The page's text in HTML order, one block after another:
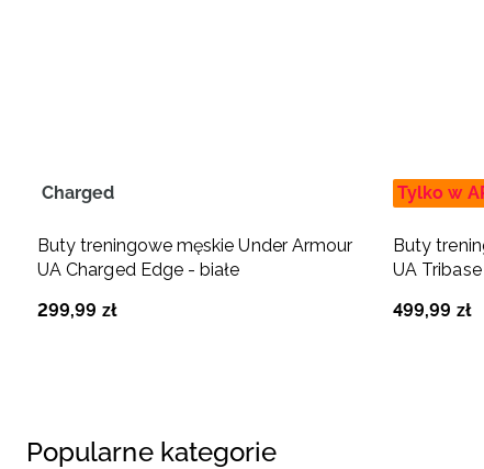
Charged
Buty treningowe męskie Under Armour
UA Charged Edge - białe
299,99 zł
Tylko w
Buty
UA
499,99 zł
Popularne kategorie